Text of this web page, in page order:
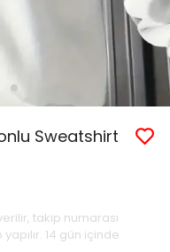
Sweatshirt
takip numarası
14 gün içinde